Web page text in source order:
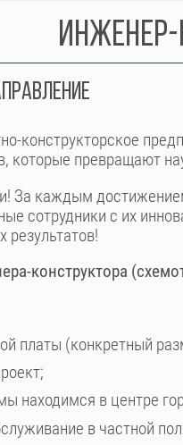
конструкторское
которые превращают
За каждым
сотрудники с их
результатов!
конструктора
платы (конкретный
находимся в центре
в частной